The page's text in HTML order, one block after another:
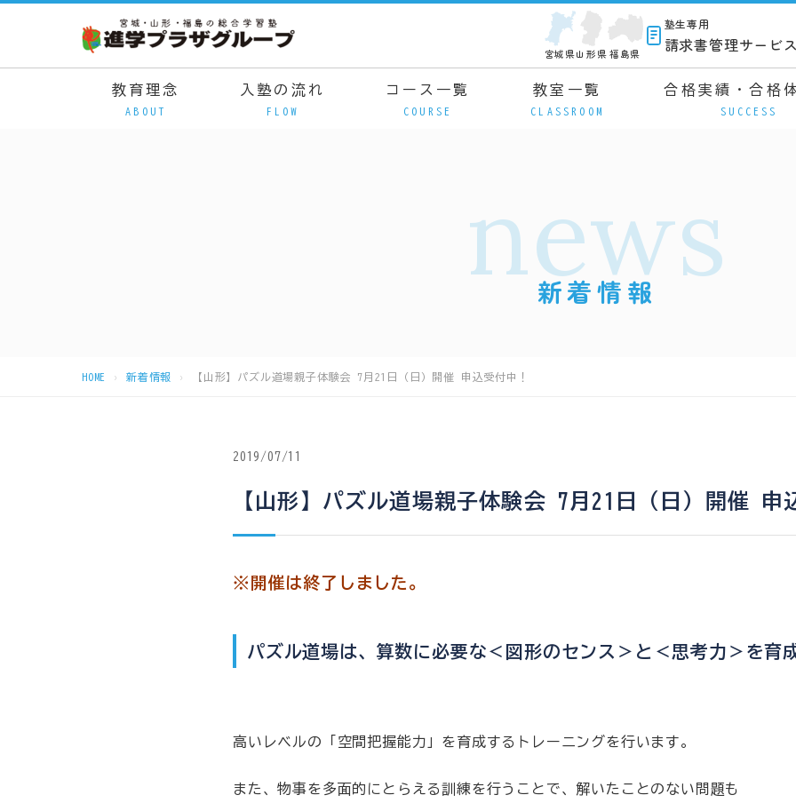
宮城県山形県 福島県
塾生専用
請求書管理サービス
教育理念
ABOUT
入塾の流れ
FLOW
コース一覧
COURSE
教室一覧
CLASSROOM
合格実績・合格
SUCCESS
news
新着情報
HOME 新着情報 【山形】パズル道場親子体験会 7月21日（日）開催 申込受付中！
2019/07/11
【山形】パズル道場親子体験会 7月21日（日）開催 申
※開催は終了しました。
パズル道場は、算数に必要な＜図形のセンス＞と＜思考力＞を育
高いレベルの「空間把握能力」を育成するトレーニングを行います。
また、物事を多面的にとらえる訓練を行うことで、解いたことのない問題も